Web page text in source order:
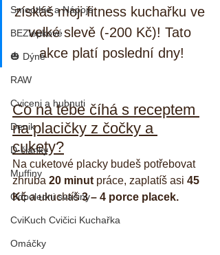
Smoothie a Nápoje
BEZlepkové
🎃 Dýně
RAW
Cviceni a hubnuti
Denik
D-články
Muffiny
Odpoledni svačiny
CviKuch Cvičici Kuchařka
Omáčky
získáš moji fitness kuchařku ve
velké slevě (-200 Kč)! Tato
akce platí poslední dny!
Co na tebe číhá s receptem
na placičky z čočky a
cukety?
Na cuketové placky budeš potřebovat
zhruba 20 minut práce, zaplatíš asi 45
Kč a ukuchtíš 3 – 4 porce placek.